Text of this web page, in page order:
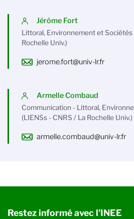
Jérôme Fort
Littoral, Environnement et Sociétés
Rochelle Univ.)
jerome.fort@univ-lr.fr
Armelle Combaud
Communication - Littoral,
(LIENSs - CNRS / La Rochelle Univ.)
armelle.combaud@univ-lr.fr
Restez informé avec l'INEE